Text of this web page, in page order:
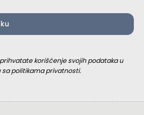
korišćenje svojih podataka u
sa politikama privatnosti.